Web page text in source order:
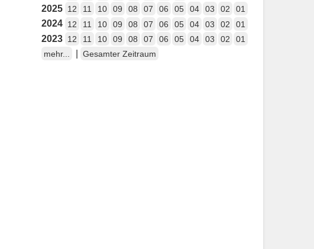
2025 12 11 10 09 08 07 06 05 04 03 02 01
2024 12 11 10 09 08 07 06 05 04 03 02 01
2023 12 11 10 09 08 07 06 05 04 03 02
01
mehr...
Gesamter Zeitraum